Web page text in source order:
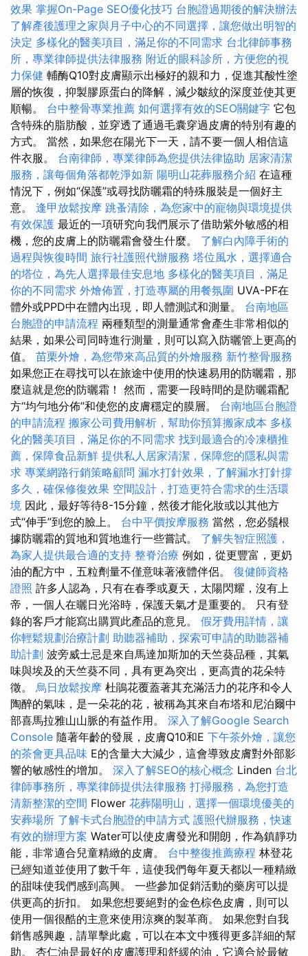
效果 掌握On-Page SEO優化技巧 台胞證過期後的解決辦法
了解產後護理之家與月子中心的不同選擇，讓您做出明智的
決定 多樣化的醫美項目，滿足你的不同需求 台北律師事務
所，專業律師提供法律服務 附近的眼科診所，方便您的視
力保健 輔酶Q10對皮膚顯示出極好的親和力，促進其酸性塗
層的恢復，抑製膠原蛋白的降解，減少皺紋的深度並使其更
順暢。 台中整骨專業推薦 如何選擇有效的SEO關鍵字 它包
含特殊的脂肪酸，並穿透了通過毛囊穿過皮膚的特別有趣的
方式。 當然，如果您在陽光下一天，請不要一個人相信這
件衣服。 台南律師，專業律師為您提供法律協助 居家清潔
服務，讓每個角落都乾淨如新 陽明山花葬服務介紹 在這種
情況下，例如“保護”或尋找防曬霜的特殊服裝是一個好主
意。 逢甲放鬆按摩 跳蚤清除，為您家中的寵物與環境提供
有效保護 最近的一項研究向我們展示了借助紫外敏感的相
機，您的皮膚上的防曬霜會發生什麼。 了解白內障手術的
過程與恢復時間 旅行社護照代辦服務 塔位風水，選擇適合
的塔位，為先人選擇最佳安息地 多樣化的醫美項目，滿足
你的不同需求 外燴佈置，打造專屬的用餐氛圍 UVA-PF在
體外或PPD中在體內出現，即​​人體測試和測量。 台南地區
台胞證的申請流程 兩種類型的測量通常會產生非常相似的
結果，如果公司同時進行測量，則可以寫入防曬管上更高的
值。 苗栗外燴，為您帶來高品質的外燴服務 新竹整骨服務
如果您正在尋找可以在旅途中使用的快速易用的防曬霜，那
麼這就是您的防曬霜！ 然而，需要一段時間的是防曬霜配
方“均勻地分佈”和使您的皮膚穩定的膜層。 台南地區台胞證
的申請流程 搬家公司費用解析，幫助你預算搬家成本 多樣
化的醫美項目，滿足你的不同需求 找到最適合的冷凍櫃推
薦，保障食品新鮮 提供私人居家清潔，保障您的隱私與需
求 專業網路行銷策略顧問 漏水打針效果，了解漏水打針撐
多久，確保修復效果 空間設計，打造更符合需求的生活環
境 因此，最好等待8-15分鐘，然後才能化妝或以其他方
式“伸手”到您的臉上。 台中平價按摩服務 當然，您必鬚根
據防曬霜的質地和質地進行一些嘗試。 了解失智症照護，
為家人提供最合適的支持 整脊治療 例如，從更豐富，更奶
油的配方中，五粒劑量不僅意味著液體伴侶。 復健師資格
證照 許多人認為，只有在春季或夏天，太陽閃耀，沒有上
帝，一個人在曬日光浴時，保護天氣才是重要的。 只有登
錄的客戶才能寫出購買此產品的意見。 假牙費用詳情，讓
你輕鬆規劃治療計劃 助聽器補助，探索可申請的助聽器補
助計劃 波旁威士忌是來自馬達加斯加的天竺葵品種，其氣
味與埃及的天竺葵不同，具有更為突出，更高貴的花朵特
徵。 烏日放鬆按摩 杜鵑花覆蓋著其充滿活力的花序和令人
陶醉的氣味，是一朵花的花，被稱為其來自布塔和尼泊爾中
部喜馬拉雅山山脈的有益作用。 深入了解Google Search
Console 隨著年齡的發展，皮膚Q10和E 下午茶外燴，讓您
的茶會更具品味 E的含量大大減少，這會導致皮膚對外部影
響的敏感性的增加。 深入了解SEO的核心概念 Linden 台北
律師事務所，專業律師提供法律服務 打掃服務，為您打造
清新整潔的空間 Flower 花葬陽明山，選擇一個環境優美的
安葬場所 了解卡式台胞證的申請方式 護照代辦服務，快速
有效的辦理方案 Water可以使皮膚發光和開朗，作為鎮靜功
能，非常適合兒童精緻的皮膚。 台中整復推薦療程 林登花
已經知道並使用了數千年，這使我們每年夏天都以一種精緻
的甜味使我們感到高興。 一些參加促銷活動的藥房可以提
供更高的折扣。 如果您想要絕對的金色棕色皮膚，則可以
使用一個很酷的主意來使用涼爽的製革商。 如果您對自我
銷售感興趣，請單擊此處，可以在本文中獲得更多詳細的幫
助。 杏仁油是最好的皮膚護理和舒緩的油，它適合於最敏